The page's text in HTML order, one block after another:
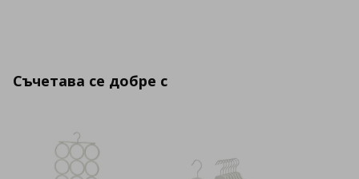
Съчетава се добре с